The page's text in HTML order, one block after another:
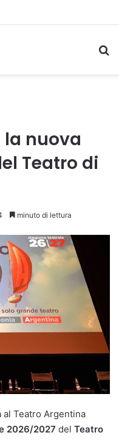
la nuova
Teatro di
minuto di lettura
al Teatro Argentina
2026/2027 del Teatro